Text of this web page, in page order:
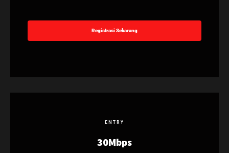
Registrasi Sekarang
ENTRY
30Mbps